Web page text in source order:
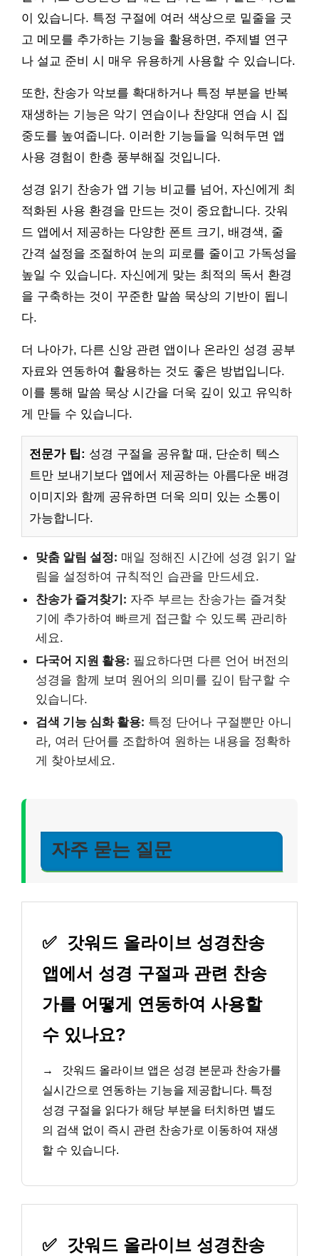
이 있습니다. 특정 구절에 여러 색상으로 밑줄을 긋
고 메모를 추가하는 기능을 활용하면, 주제별 연구
나 설교 준비 시 매우 유용하게 사용할 수 있습니다.
또한, 찬송가 악보를 확대하거나 특정 부분을 반복
재생하는 기능은 악기 연습이나 찬양대 연습 시 집
중도를 높여줍니다. 이러한 기능들을 익혀두면 앱
사용 경험이 한층 풍부해질 것입니다.
성경 읽기 찬송가 앱 기능 비교를 넘어, 자신에게 최
적화된 사용 환경을 만드는 것이 중요합니다. 갓워
드 앱에서 제공하는 다양한 폰트 크기, 배경색, 줄
간격 설정을 조절하여 눈의 피로를 줄이고 가독성을
높일 수 있습니다. 자신에게 맞는 최적의 독서 환경
을 구축하는 것이 꾸준한 말씀 묵상의 기반이 됩니
다.
더 나아가, 다른 신앙 관련 앱이나 온라인 성경 공부
자료와 연동하여 활용하는 것도 좋은 방법입니다.
이를 통해 말씀 묵상 시간을 더욱 깊이 있고 유익하
게 만들 수 있습니다.
전문가 팁: 성경 구절을 공유할 때, 단순히 텍스
트만 보내기보다 앱에서 제공하는 아름다운 배경
이미지와 함께 공유하면 더욱 의미 있는 소통이
가능합니다.
맞춤 알림 설정: 매일 정해진 시간에 성경 읽기 알
림을 설정하여 규칙적인 습관을 만드세요.
찬송가 즐겨찾기: 자주 부르는 찬송가는 즐겨찾
기에 추가하여 빠르게 접근할 수 있도록 관리하
세요.
다국어 지원 활용: 필요하다면 다른 언어 버전의
성경을 함께 보며 원어의 의미를 깊이 탐구할 수
있습니다.
검색 기능 심화 활용: 특정 단어나 구절뿐만 아니
라, 여러 단어를 조합하여 원하는 내용을 정확하
게 찾아보세요.
자주 묻는 질문
✅ 갓워드 올라이브 성경찬송
앱에서 성경 구절과 관련 찬송
가를 어떻게 연동하여 사용할
수 있나요?
→
갓워드 올라이브 앱은 성경 본문과 찬송가를
실시간으로 연동하는 기능을 제공합니다. 특정
성경 구절을 읽다가 해당 부분을 터치하면 별도
의 검색 없이 즉시 관련 찬송가로 이동하여 재생
할 수 있습니다.
✅ 갓워드 올라이브 성경찬송